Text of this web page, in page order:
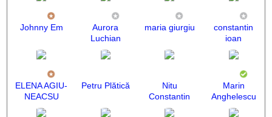
Johnny Em
Aurora
Luchian
maria giurgiu
constantin
ioan
ELENA AGIU-
NEACSU
Petru Plătică
Nitu
Constantin
Marin
Anghelescu